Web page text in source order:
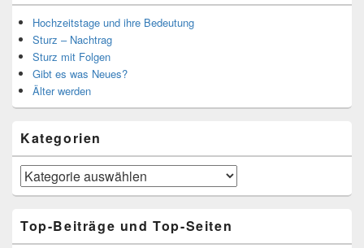
Hochzeitstage und ihre Bedeutung
Sturz – Nachtrag
Sturz mit Folgen
Gibt es was Neues?
Älter werden
Kategorien
Kategorien
Top-Beiträge und Top-Seiten